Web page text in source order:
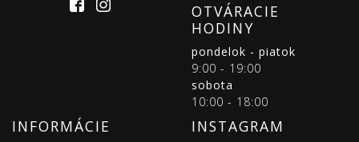
OTVÁRACIE
HODINY
pondelok - piatok
9:00 - 19:00
sobota
10:00 - 18:00
INFORMÁCIE INSTAGRAM